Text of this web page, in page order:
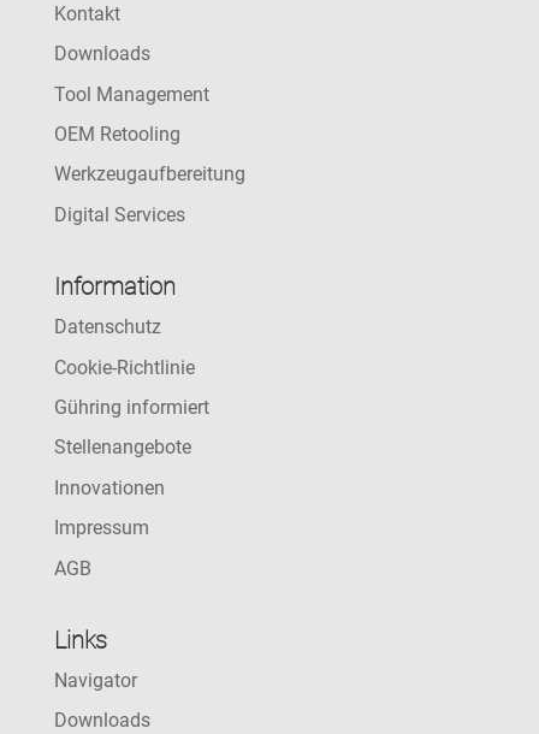
Kontakt
Downloads
Tool Management
OEM Retooling
Werkzeugaufbereitung
Digital Services
Information
Datenschutz
Cookie-Richtlinie
Gühring informiert
Stellenangebote
Innovationen
Impressum
AGB
Links
Navigator
Downloads